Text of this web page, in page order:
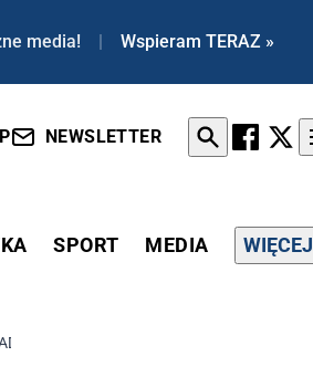
media! | Wspieram TERAZ »
NEWSLETTER
SPORT MEDIA WIĘCEJ
I MARSZAŁEK SEJMU